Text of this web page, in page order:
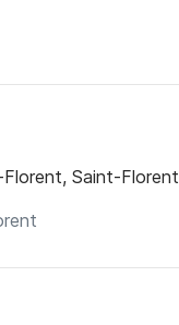
Saint-Florent